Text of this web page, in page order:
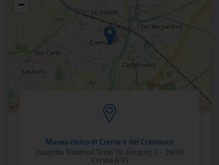
−
Museo civico di Crema e del Cremasco
Piazzetta Winifred Terni De Gregorj, 5 - 26013
Crema (CR)